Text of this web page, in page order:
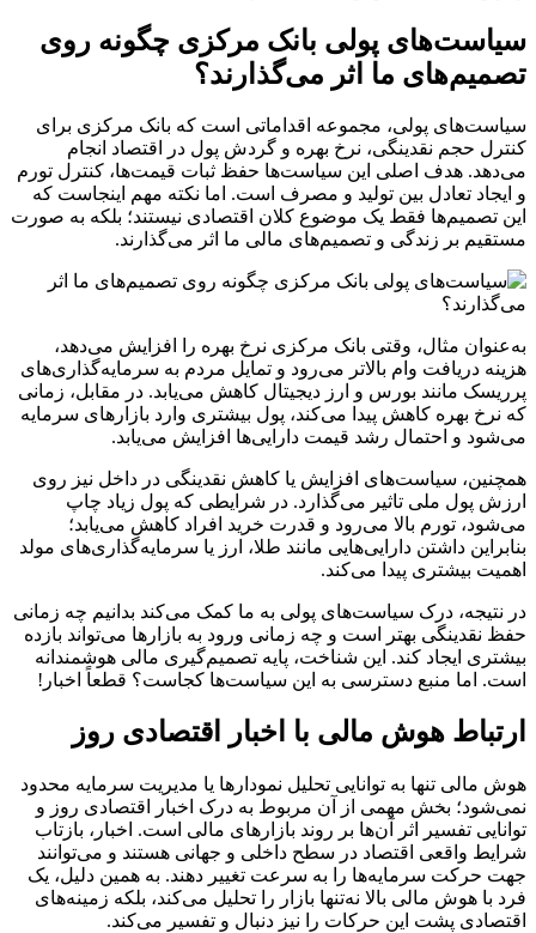
سیاست‌های پولی بانک مرکزی چگونه روی
تصمیم‌های ما اثر می‌گذارند؟
سیاست‌های پولی، مجموعه اقداماتی است که بانک مرکزی برای
کنترل حجم نقدینگی، نرخ بهره و گردش پول در اقتصاد انجام
می‌دهد. هدف اصلی این سیاست‌ها حفظ ثبات قیمت‌ها، کنترل تورم
و ایجاد تعادل بین تولید و مصرف است. اما نکته مهم اینجاست که
این تصمیم‌ها فقط یک موضوع کلان اقتصادی نیستند؛ بلکه به صورت
مستقیم بر زندگی و تصمیم‌های مالی ما اثر می‌گذارند.
به‌عنوان مثال، وقتی بانک مرکزی نرخ بهره را افزایش می‌دهد،
هزینه دریافت وام بالاتر می‌رود و تمایل مردم به سرمایه‌گذاری‌های
پرریسک مانند بورس و ارز دیجیتال کاهش می‌یابد. در مقابل، زمانی
که نرخ بهره کاهش پیدا می‌کند، پول بیشتری وارد بازارهای سرمایه
می‌شود و احتمال رشد قیمت دارایی‌ها افزایش می‌یابد.
همچنین، سیاست‌های افزایش یا کاهش نقدینگی در داخل نیز روی
ارزش پول ملی تاثیر می‌گذارد. در شرایطی که پول زیاد چاپ
می‌شود، تورم بالا می‌رود و قدرت خرید افراد کاهش می‌یابد؛
بنابراین داشتن دارایی‌هایی مانند طلا، ارز یا سرمایه‌گذاری‌های مولد
اهمیت بیشتری پیدا می‌کند.
در نتیجه، درک سیاست‌های پولی به ما کمک می‌کند بدانیم چه زمانی
حفظ نقدینگی بهتر است و چه زمانی ورود به بازارها می‌تواند بازده
بیشتری ایجاد کند. این شناخت، پایه تصمیم‌گیری مالی هوشمندانه
است. اما منبع دسترسی به این سیاست‌ها کجاست؟ قطعاً اخبار!
ارتباط هوش مالی با اخبار اقتصادی روز
هوش مالی تنها به توانایی تحلیل نمودارها یا مدیریت سرمایه محدود
نمی‌شود؛ بخش مهمی از آن مربوط به درک اخبار اقتصادی روز و
توانایی تفسیر اثر آن‌ها بر روند بازارهای مالی است. اخبار، بازتاب
شرایط واقعی اقتصاد در سطح داخلی و جهانی هستند و می‌توانند
جهت حرکت سرمایه‌ها را به سرعت تغییر دهند. به همین دلیل، یک
فرد با هوش مالی بالا نه‌تنها بازار را تحلیل می‌کند، بلکه زمینه‌های
اقتصادی پشت این حرکات را نیز دنبال و تفسیر می‌کند.